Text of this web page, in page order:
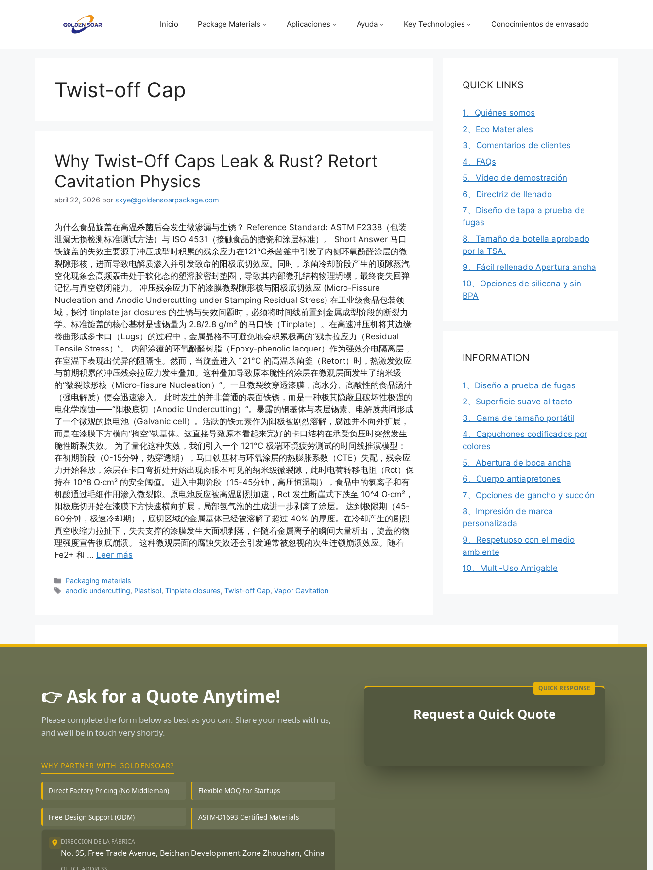
Inicio Package Materials Aplicaciones Ayuda Key Technologies Conocimientos de envasado
Twist-off Cap
Why Twist-Off Caps Leak & Rust? Retort
Cavitation Physics
abril 22, 2026 por skye@goldensoarpackage.com
为什么食品旋盖在高温杀菌后会发生微渗漏与生锈？ Reference Standard: ASTM F2338（包装
泄漏无损检测标准测试方法）与 ISO 4531（接触食品的搪瓷和涂层标准）。 Short Answer 马口
铁旋盖的失效主要源于冲压成型时积累的残余应力在121℃杀菌釜中引发了内侧环氧酚醛涂层的微
裂隙形核，进而导致电解质渗入并引发致命的阳极底切效应。同时，杀菌冷却阶段产生的顶隙蒸汽
空化现象会高频轰击处于软化态的塑溶胶密封垫圈，导致其内部微孔结构物理坍塌，最终丧失回弹
记忆与真空锁闭能力。 冲压残余应力下的漆膜微裂隙形核与阳极底切效应 (Micro-Fissure
Nucleation and Anodic Undercutting under Stamping Residual Stress) 在工业级食品包装领
域，探讨 tinplate jar closures 的生锈与失效问题时，必须将时间线前置到金属成型阶段的断裂力
学。标准旋盖的核心基材是镀锡量为 2.8/2.8 g/m² 的马口铁（Tinplate）。在高速冲压机将其边缘
卷曲形成多卡口（Lugs）的过程中，金属晶格不可避免地会积累极高的“残余拉应力（Residual
Tensile Stress）”。 内部涂覆的环氧酚醛树脂（Epoxy-phenolic lacquer）作为强效介电隔离层，
在室温下表现出优异的阻隔性。然而，当旋盖进入 121°C 的高温杀菌釜（Retort）时，热激发效应
与前期积累的冲压残余拉应力发生叠加。这种叠加导致原本脆性的涂层在微观层面发生了纳米级
的“微裂隙形核（Micro-fissure Nucleation）”。一旦微裂纹穿透漆膜，高水分、高酸性的食品汤汁
（强电解质）便会迅速渗入。 此时发生的并非普通的表面铁锈，而是一种极其隐蔽且破坏性极强的
电化学腐蚀——“阳极底切（Anodic Undercutting）”。暴露的钢基体与表层锡素、电解质共同形成
了一个微观的原电池（Galvanic cell）。活跃的铁元素作为阳极被剧烈溶解，腐蚀并不向外扩展，
而是在漆膜下方横向“掏空”铁基体。这直接导致原本看起来完好的卡口结构在承受负压时突然发生
脆性断裂失效。 为了量化这种失效，我们引入一个 121°C 极端环境疲劳测试的时间线推演模型：
在初期阶段（0-15分钟，热穿透期），马口铁基材与环氧涂层的热膨胀系数（CTE）失配，残余应
力开始释放，涂层在卡口弯折处开始出现肉眼不可见的纳米级微裂隙，此时电荷转移电阻（Rct）保
持在 10^8 Ω·cm² 的安全阈值。 进入中期阶段（15-45分钟，高压恒温期），食品中的氯离子和有
机酸通过毛细作用渗入微裂隙。原电池反应被高温剧烈加速，Rct 发生断崖式下跌至 10^4 Ω·cm²，
阳极底切开始在漆膜下方快速横向扩展，局部氢气泡的生成进一步剥离了涂层。 达到极限期（45-
60分钟，极速冷却期），底切区域的金属基体已经被溶解了超过 40% 的厚度。在冷却产生的剧烈
真空收缩力拉扯下，失去支撑的漆膜发生大面积剥落，伴随着金属离子的瞬间大量析出，旋盖的物
理强度宣告彻底崩溃。 这种微观层面的腐蚀失效还会引发通常被忽视的次生连锁崩溃效应。随着
Fe2+ 和 … Leer más
Categorías
Packaging materials
Etiquetas
anodic undercutting, Plastisol,Tinplate closures,Twist-off Cap,Vapor Cavitation
QUICK LINKS
1、Quiénes somos
2、Eco Materiales
3、Comentarios de clientes
4、FAQs
5、Vídeo de demostración
6、Directriz de llenado
7、Diseño de tapa a prueba de
fugas
8、Tamaño de botella aprobado
por la TSA.
9、Fácil rellenado Apertura ancha
10、Opciones de silicona y sin
BPA
INFORMATION
1、Diseño a prueba de fugas
2、Superficie suave al tacto
3、Gama de tamaño portátil
4、Capuchones codificados por
colores
5、Abertura de boca ancha
6、Cuerpo antiapretones
7、Opciones de gancho y succión
8、Impresión de marca
personalizada
9、Respetuoso con el medio
ambiente
10、Multi-Uso Amigable
👉 Ask for a Quote Anytime!
Please complete the form below as best as you can. Share your needs with us,
and we’ll be in touch very shortly.
WHY PARTNER WITH GOLDENSOAR?
Direct Factory Pricing (No Middleman) Flexible MOQ for Startups
Free Design Support (ODM) ASTM-D1693 Certified Materials
DIRECCIÓN DE LA FÁBRICA
No. 95, Free Trade Avenue, Beichan Development Zone Zhoushan, China
Request a Quick Quote